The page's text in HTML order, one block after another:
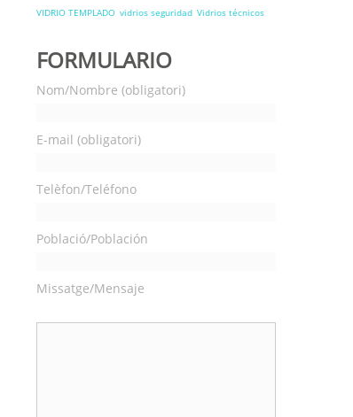
VIDRIO TEMPLADO vidrios seguridad Vidrios técnicos
FORMULARIO
Nom/Nombre (obligatori)
E-mail (obligatori)
Telèfon/Teléfono
Població/Población
Missatge/Mensaje